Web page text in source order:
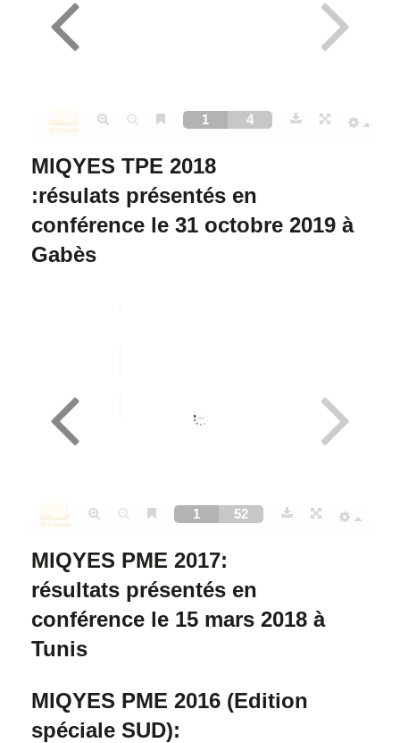
MIQYES TPE 2018
:résulats présentés en
conférence le 31 octobre 2019 à
Gabès
MIQYES PME 2017:
résultats présentés en
conférence le 15 mars 2018 à
Tunis
MIQYES PME 2016 (Edition
spéciale SUD):